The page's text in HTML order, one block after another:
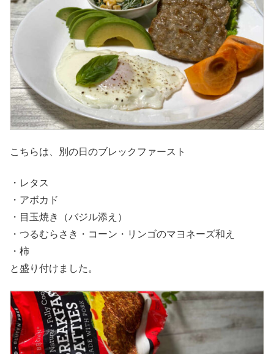
こちらは、別の日のブレックファースト
・レタス
・アボカド
・目玉焼き（バジル添え）
・つるむらさき・コーン・リンゴのマヨネーズ和え
・柿
と盛り付けました。